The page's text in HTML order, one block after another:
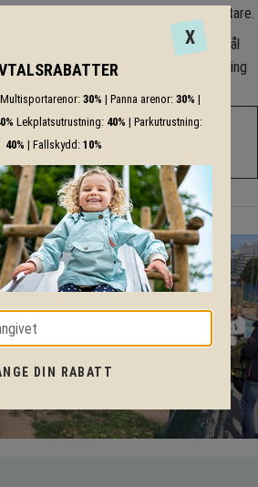
åkvärde samt något mjukare och tystare.
alternativ som passar just ert önskemål
än gärna till Er för att utföra montering
9,4m
X
30% | Panna arenor: 30% |
Lekplatsutrustning: 40% | Parkutrustning:
40% | Fallskydd: 10%
DIN RABATT